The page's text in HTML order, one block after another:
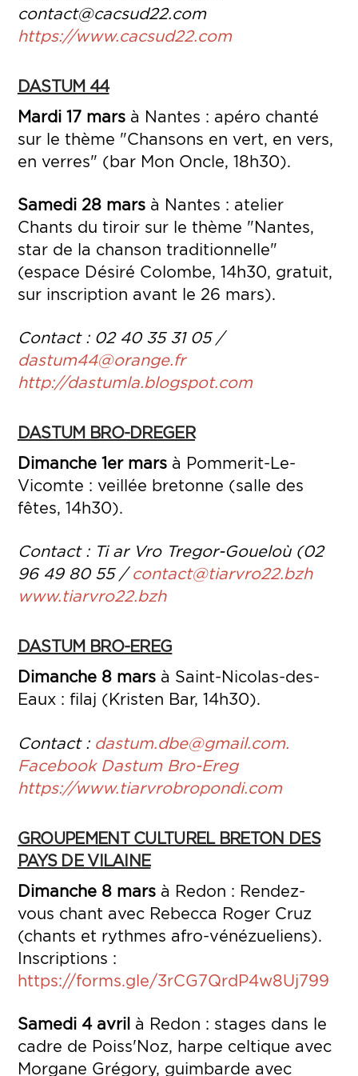
contact@cacsud22.com
https://www.cacsud22.com
DASTUM 44
Mardi 17 marsà Nantes : apéro chanté
sur le thème "Chansons en vert, en vers,
en verres" (bar Mon Oncle, 18h30).
Samedi 28 marsà Nantes : atelier
Chants du tiroir sur le thème "Nantes,
star de la chanson traditionnelle"
(espace Désiré Colombe, 14h30, gratuit,
sur inscription avant le 26 mars).
Contact : 02 40 35 31 05 /
dastum44@orange.fr
http://dastumla.blogspot.com
DASTUM BRO-DREGER
Dimanche 1er marsà Pommerit-Le-
Vicomte : veillée bretonne (salle des
fêtes, 14h30).
Contact : Ti ar Vro Tregor-Goueloù (02
96 49 80 55 /contact@tiarvro22.bzh
www.tiarvro22.bzh
DASTUM BRO-EREG
Dimanche 8 marsà Saint-Nicolas-des-
Eaux : filaj (Kristen Bar, 14h30).
Contact : dastum.dbe@gmail.com.
Facebook Dastum Bro-Ereg
https://www.tiarvrobropondi.com
GROUPEMENT CULTUREL BRETON DES
PAYS DE VILAINE
Dimanche 8 marsà Redon : Rendez-
vous chant avec Rebecca Roger Cruz
(chants et rythmes afro-vénézueliens).
Inscriptions :
https://forms.gle/3rCG7QrdP4w8Uj799
Samedi 4 avril à Redon : stages dans le
cadre de Poiss'Noz, harpe celtique avec
Morgane Grégory, guimbarde avec